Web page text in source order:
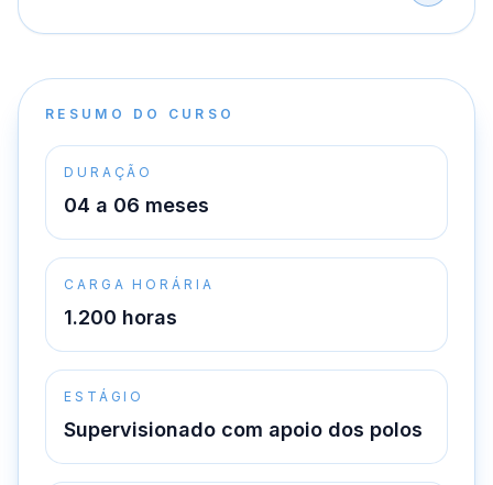
RESUMO DO CURSO
DURAÇÃO
04 a 06 meses
CARGA HORÁRIA
1.200 horas
ESTÁGIO
Supervisionado com apoio dos polos